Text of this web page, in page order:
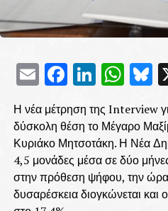
EmailFacebook
Η νέα μέτρηση της Interview
δύσκολη θέση το Μέγαρο
Κυριάκο Μητσοτάκη. Η Νέα
4,5 μονάδες μέσα σε δύο
στην πρόθεση ψήφου, την
δυσαρέσκεια διογκώνεται και